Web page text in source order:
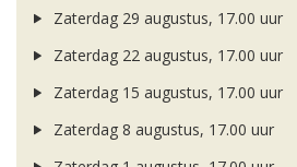
Zaterdag 29 augustus, 17.00 uur
Zaterdag 22 augustus, 17.00 uur
Zaterdag 15 augustus, 17.00 uur
Zaterdag 8 augustus, 17.00 uur